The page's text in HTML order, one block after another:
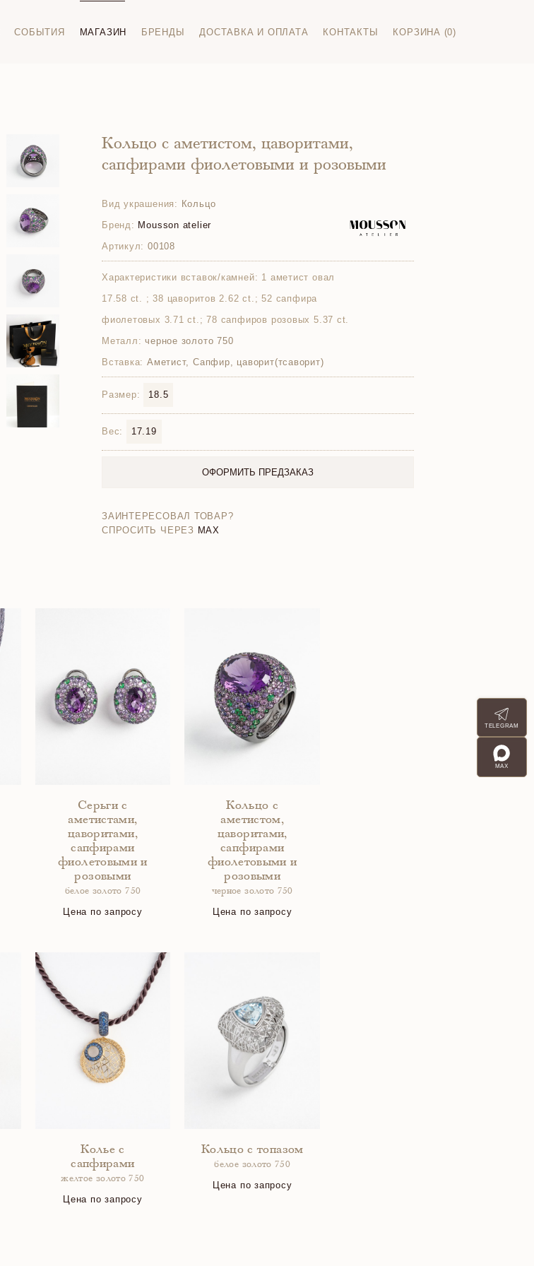
СОБЫТИЯ МАГАЗИН БРЕНДЫ ДОСТАВКА И ОПЛАТА КОНТАКТЫ КОРЗИНА (0)
Кольцо с аметистом, цаворитами,
сапфирами фиолетовыми и розовыми
Вид украшения: Кольцо
Бренд: Mousson atelier
Артикул: 00108
Характеристики вставок/камней: 1 аметист овал
17.58 ct. ; 38 цаворитов 2.62 ct.; 52 сапфира
фиолетовых 3.71 ct.; 78 сапфиров розовых 5.37 ct.
Металл: черное золото 750
Вставка: Аметист, Сапфир, цаворит(тсаворит)
Размер: 18.5
Вес: 17.19
ОФОРМИТЬ ПРЕДЗАКАЗ
ЗАИНТЕРЕСОВАЛ ТОВАР?
СПРОСИТЬ ЧЕРЕЗ MAX
Серьги с
аметистами,
цаворитами,
сапфирами
фиолетовыми и
розовыми
белое золото 750
Цена по запросу
Кольцо с
аметистом,
цаворитами,
сапфирами
фиолетовыми и
розовыми
черное золото 750
Цена по запросу
Колье с
сапфирами
желтое золото 750
Цена по запросу
Кольцо с топазом
белое золото 750
Цена по запросу
TELEGRAM
MAX